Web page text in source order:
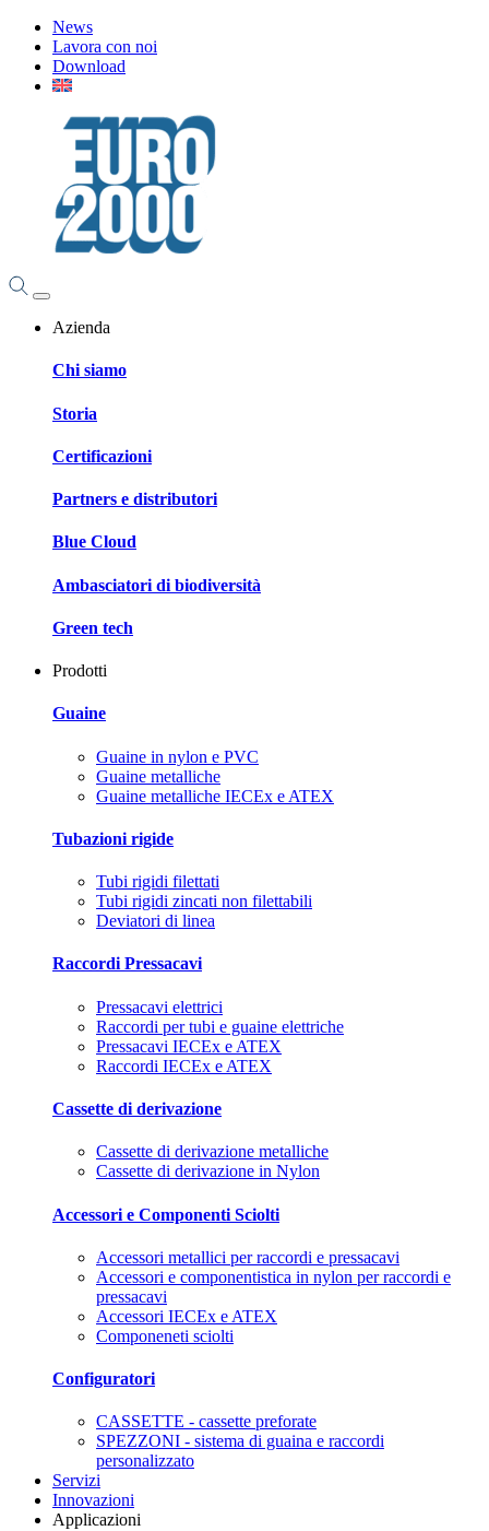
News
Lavora con noi
Download
Azienda
Chi siamo
Storia
Certificazioni
Partners e distributori
Blue Cloud
Ambasciatori di biodiversità
Green tech
Prodotti
Guaine
Guaine in nylon e PVC
Guaine metalliche
Guaine metalliche IECEx e ATEX
Tubazioni rigide
Tubi rigidi filettati
Tubi rigidi zincati non filettabili
Deviatori di linea
Raccordi Pressacavi
Pressacavi elettrici
Raccordi per tubi e guaine elettriche
Pressacavi IECEx e ATEX
Raccordi IECEx e ATEX
Cassette di derivazione
Cassette di derivazione metalliche
Cassette di derivazione in Nylon
Accessori e Componenti Sciolti
Accessori metallici per raccordi e pressacavi
Accessori e componentistica in nylon per raccordi e
pressacavi
Accessori IECEx e ATEX
Componeneti sciolti
Configuratori
CASSETTE - cassette preforate
SPEZZONI - sistema di guaina e raccordi
personalizzato
Servizi
Innovazioni
Applicazioni